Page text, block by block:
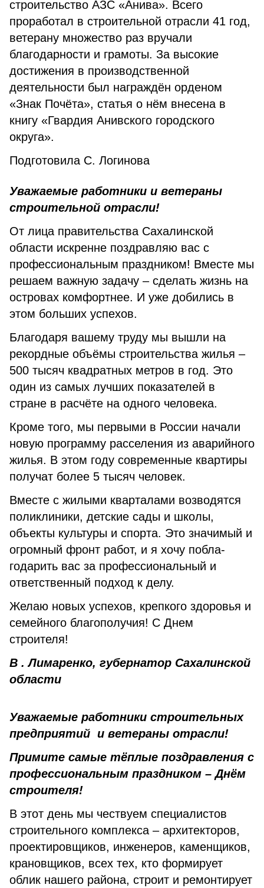
строитель­ство АЗС «Анива». Всего
проработал в строительной отрасли 41 год,
ветерану множество раз вручали
благодарности и грамоты. За высокие
достижения в производственной
деятельности был награждён орденом
«Знак Почёта», статья о нём внесена в
книгу «Гвардия Анивского городского
округа».
Подготовила С. Логинова
Уважаемые работники и ветераны
строительной отрасли!
От лица правительства Сахалинской
области искренне поздравляю вас с
профессиональным праздником! Вместе мы
решаем важную задачу – сделать жизнь на
островах комфортнее. И уже добились в
этом больших успехов.
Благодаря вашему труду мы вышли на
рекордные объёмы строительства жи­лья –
500 тысяч квадратных метров в год. Это
один из самых лучших показателей в
стране в расчёте на одного человека.
Кроме того, мы первыми в России начали
новую программу расселения из ава­рийного
жилья. В этом году современные квартиры
получат более 5 тысяч человек.
Вместе с жилыми кварталами возводятся
поликлиники, детские сады и школы,
объекты культуры и спорта. Это значимый и
огромный фронт работ, и я хочу побла­
годарить вас за профессиональный и
ответственный подход к делу.
Желаю новых успехов, крепкого здоровья и
семейного благополучия! С Днем
строителя!
В . Лимаренко, губернатор Сахалинской
области
Уважаемые работники строительных
предприятий и ветераны отрасли!
Примите самые тёплые поздравления с
профессиональным праздником – Днём
строителя!
В этот день мы чествуем специалистов
строительного комплекса – архитекторов,
про­ектировщиков, инженеров, каменщиков,
крановщиков, всех тех, кто формирует
облик на­шего района, строит и ремонтирует